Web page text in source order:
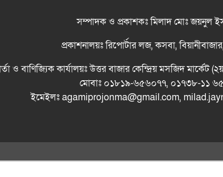
সম্পাদক ও প্রকাশকঃ মিলাদ মোঃ জয়নুল
প্রকাশনালয়ঃ রিপোর্টার লজ, কসবা,
ও বাণিজ্যিক কার্যালয়ঃ উত্তর বাজার কেন্দ্রিয় মসজিদ মার্কেট
মোবাঃ ০১৮১৯-৬৫৬০৭৭, ০১৭৩৮-১১
ইমেইলঃ agamiprojonma@gmail.com,